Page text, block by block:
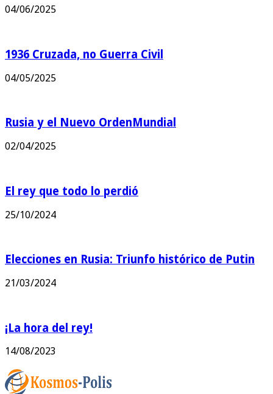
04/06/2025
1936 Cruzada, no Guerra Civil
04/05/2025
Rusia y el Nuevo OrdenMundial
02/04/2025
El rey que todo lo perdió
25/10/2024
Elecciones en Rusia: Triunfo histórico de Putin
21/03/2024
¡La hora del rey!
14/08/2023